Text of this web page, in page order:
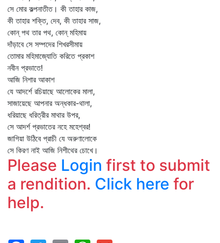
সে মোর কল্পনাতীত। কী তাহার কাজ,
কী তাহার শক্তি, দেব, কী তাহার সাজ,
কোন্‌ পথ তার পথ, কোন্‌ মহিমায়
দাঁড়াবে সে সম্পদের শিখরসীমায়
তোমার মহিমাজ্যোতি করিতে প্রকাশ
নবীন প্রভাতে!
আজি নিশার আকাশ
যে আদর্শে রচিয়াছে আলোকের মালা,
সাজায়েছে আপনার অন্ধকার-থালা,
ধরিয়াছে ধরিত্রীর মাথার উপর,
সে আদর্শ প্রভাতের নহে মহেশ্বর!
জাগিয়া উঠিবে প্রাচী যে অরুণালোকে
সে কিরণ নাই আজি নিশীথের চোখে।
Please Login first to submit
a rendition. Click here for
help.